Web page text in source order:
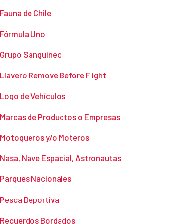
Fauna de Chile
Fórmula Uno
Grupo Sanguineo
Llavero Remove Before Flight
Logo de Vehículos
Marcas de Productos o Empresas
Motoqueros y/o Moteros
Nasa, Nave Espacial, Astronautas
Parques Nacionales
Pesca Deportiva
Recuerdos Bordados